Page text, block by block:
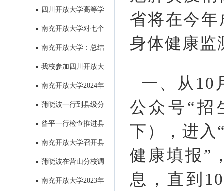
四川开放大学高等学
历继续教育退役士兵招生宣传专
南充开放大学对七个
县级分校开展“达标工程”实地验
南充开放大学：总结
去年系统工作 擂响今年春招战
我校参加四川开放大
学举办的全省招生宣传微视频大
南充开放大学2024年
蒲晓波一行到县级分
校检查指导“达标工程”和教务工
昝平一行检查推进县
级分校“达标工程”暨教务工作
南充开放大学召开县
级分校达标工程初审通报会 ​
蒲晓波在营山分校调
研推进秋招工作
南充开放大学2023年
省将在今
身体健康监
一、从10
公众号“招
下），进入
健康填报”
息，直到